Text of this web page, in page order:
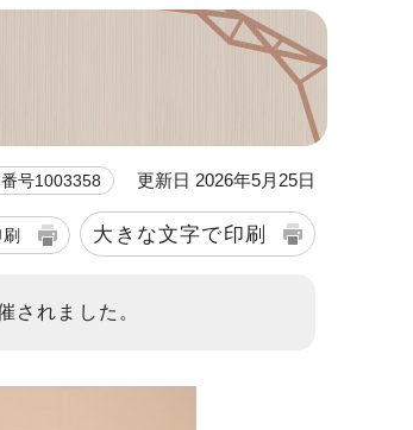
号1003358 更新日 2026年5月25日
大きな文字で印刷
されました。